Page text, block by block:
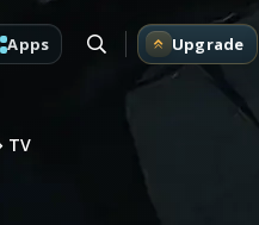
Apps Upgrade
TV